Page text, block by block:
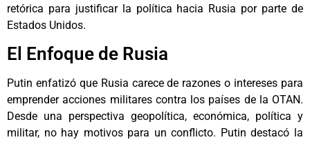
retórica para justificar la política hacia Rusia por parte de
Estados Unidos.
El Enfoque de Rusia
Putin enfatizó que Rusia carece de razones o intereses para
emprender acciones militares contra los países de la OTAN.
Desde una perspectiva geopolítica, económica, política y
militar, no hay motivos para un conflicto. Putin destacó la